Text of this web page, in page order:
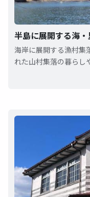
半島に展開する海
海岸に展開する漁村集
れた山村集落の暮らし